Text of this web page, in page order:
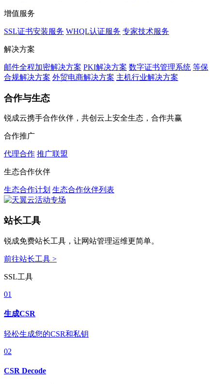
增值服务
SSL证书安装服务 WHQL认证服务 专家技术服务
解决方案
邮件全程加密解决方案 PKI解决方案 数字证书管理系统 等保
合规解决方案 外贸电商解决方案 主机行业解决方案
合作与生态
锐成云携手合作伙伴，共创云上安全生态，合作共赢
合作推广
代理合作 推广联盟
生态合作伙伴
生态合作计划 生态合作伙伴列表
站长工具
锐成免费站长工具，让网站管理运维更简单。
前往站长工具 >
SSL工具
01
生成CSR
轻松生成您的CSR和私钥
02
CSR Decode